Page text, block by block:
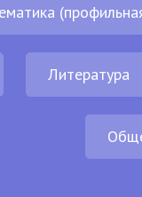
Литература